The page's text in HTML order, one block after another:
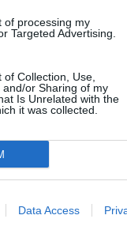
of processing my
Targeted Advertising.
Collection, Use,
and/or Sharing of my
Is Unrelated with the
it was collected.
Data Access